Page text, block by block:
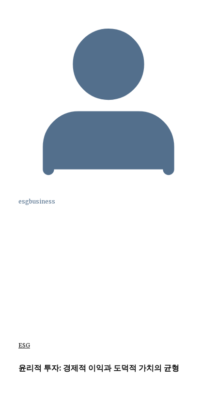
esgbusiness
ESG
윤리적 투자: 경제적 이익과 도덕적 가치의 균형